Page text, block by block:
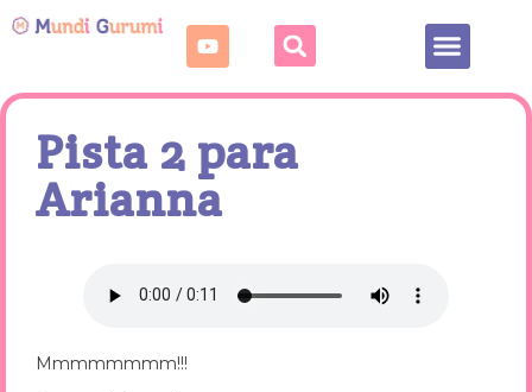
Pista 2 para
Arianna
Mmmmmmmm!!!